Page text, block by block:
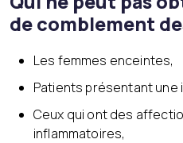
de comblement
Les femmes enceintes,
Patients présentant
Ceux qui ont des
inflammatoires,